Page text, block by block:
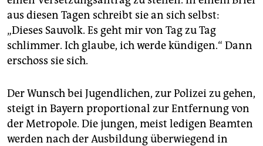
aus diesen Tagen schreibt sie an sich selbst:
„Dieses Sauvolk. Es geht mir von Tag zu Tag
schlimmer. Ich glaube, ich werde kündigen.“ Dann
erschoss sie sich.
Der Wunsch bei Jugendlichen, zur Polizei zu gehen,
steigt in Bayern proportional zur Entfernung von
der Metropole. Die jungen, meist ledigen Beamten
werden nach der Ausbildung überwiegend in